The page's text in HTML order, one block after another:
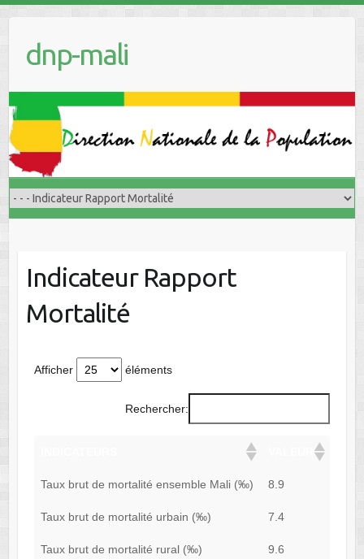
dnp-mali
Indicateur Rapport
Mortalité
Afficher éléments
Rechercher:
Taux brut de mortalité ensemble Mali (‰) 8.9
Taux brut de mortalité urbain (‰) 7.4
Taux brut de mortalité rural (‰) 9.6